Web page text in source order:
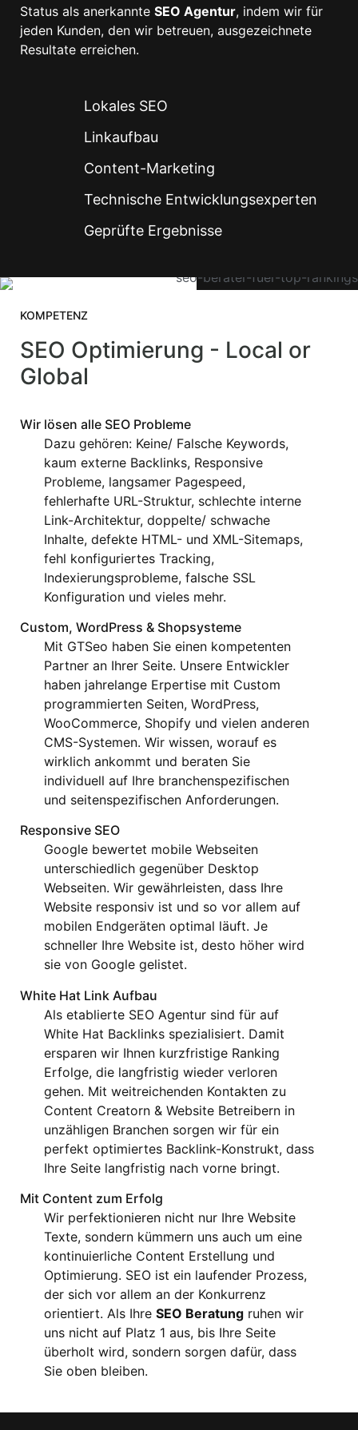
Status als anerkannte SEO Agentur, indem wir für
jeden Kunden, den wir betreuen, ausgezeichnete
Resultate erreichen.
Lokales SEO
Linkaufbau
Content-Marketing
Technische Entwicklungsexperten
Geprüfte Ergebnisse
KOMPETENZ
SEO Optimierung - Local or
Global
Wir lösen alle SEO Probleme
Dazu gehören: Keine/ Falsche Keywords,
kaum externe Backlinks, Responsive
Probleme, langsamer Pagespeed,
fehlerhafte URL-Struktur, schlechte interne
Link-Architektur, doppelte/ schwache
Inhalte, defekte HTML- und XML-Sitemaps,
fehl konfiguriertes Tracking,
Indexierungsprobleme, falsche SSL
Konfiguration und vieles mehr.
Custom, WordPress & Shopsysteme
Mit GTSeo haben Sie einen kompetenten
Partner an Ihrer Seite. Unsere Entwickler
haben jahrelange Erpertise mit Custom
programmierten Seiten, WordPress,
WooCommerce, Shopify und vielen anderen
CMS-Systemen. Wir wissen, worauf es
wirklich ankommt und beraten Sie
individuell auf Ihre branchenspezifischen
und seitenspezifischen Anforderungen.
Responsive SEO
Google bewertet mobile Webseiten
unterschiedlich gegenüber Desktop
Webseiten. Wir gewährleisten, dass Ihre
Website responsiv ist und so vor allem auf
mobilen Endgeräten optimal läuft. Je
schneller Ihre Website ist, desto höher wird
sie von Google gelistet.
White Hat Link Aufbau
Als etablierte SEO Agentur sind für auf
White Hat Backlinks spezialisiert. Damit
ersparen wir Ihnen kurzfristige Ranking
Erfolge, die langfristig wieder verloren
gehen. Mit weitreichenden Kontakten zu
Content Creatorn & Website Betreibern in
unzähligen Branchen sorgen wir für ein
perfekt optimiertes Backlink-Konstrukt, dass
Ihre Seite langfristig nach vorne bringt.
Mit Content zum Erfolg
Wir perfektionieren nicht nur Ihre Website
Texte, sondern kümmern uns auch um eine
kontinuierliche Content Erstellung und
Optimierung. SEO ist ein laufender Prozess,
der sich vor allem an der Konkurrenz
orientiert. Als Ihre SEO Beratung ruhen wir
uns nicht auf Platz 1 aus, bis Ihre Seite
überholt wird, sondern sorgen dafür, dass
Sie oben bleiben.